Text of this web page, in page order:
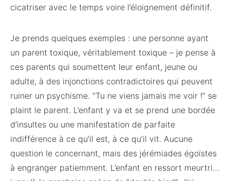
cicatriser avec le temps voire l’éloignement définitif.
Je prends quelques exemples : une personne ayant
un parent toxique, véritablement toxique – je pense à
ces parents qui soumettent leur enfant, jeune ou
adulte, à des injonctions contradictoires qui peuvent
ruiner un psychisme. “Tu ne viens jamais me voir !” se
plaint le parent. L’enfant y va et se prend une bordée
d’insultes ou une manifestation de parfaite
indifférence à ce qu’il est, à ce qu’il vit. Aucune
question le concernant, mais des jérémiades égoïstes
à engranger patiemment. L’enfant en ressort meurtri…